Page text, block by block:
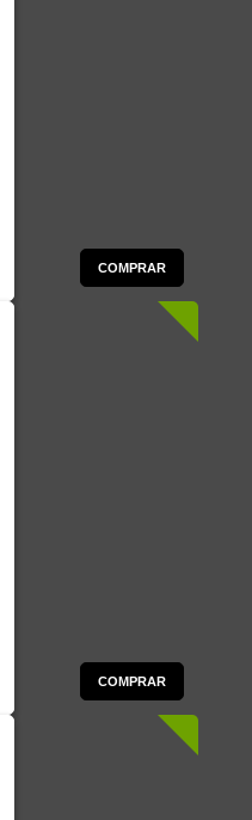
COMPRAR
COMPRAR